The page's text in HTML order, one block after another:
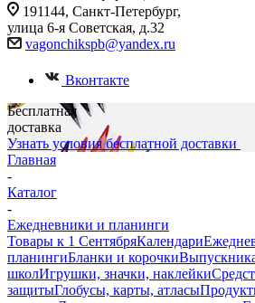
191144, Санкт-Петербург,
улица 6-я Советская, д.32
vagonchikspb@yandex.ru
Вконтакте
Бесплатная
доставка
Узнать условия бесплатной доставки
Главная
-
Каталог
-
Ежедневники и планинги
Товары к 1 СентябряКалендари
планингиБланки и корочки
школИгрушки, значки, наклейки
защитыГлобусы, карты, атласы